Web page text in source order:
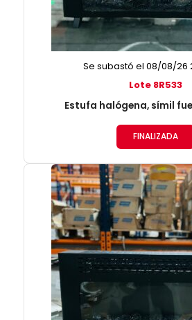
Se subastó el 08/08/26
Lote 8R533
Estufa halógena, símil
FINALIZADA